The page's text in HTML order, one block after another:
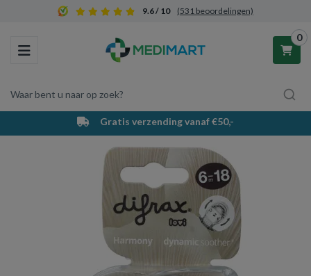
9.6 / 10 (531 beoordelingen)
Toggle navigation
Waar bent u naar op zoek?
0
Winkelwagen
Uw winkelwagen is leeg.
Vul hem met producten.
Gratis verzending vanaf €50,-